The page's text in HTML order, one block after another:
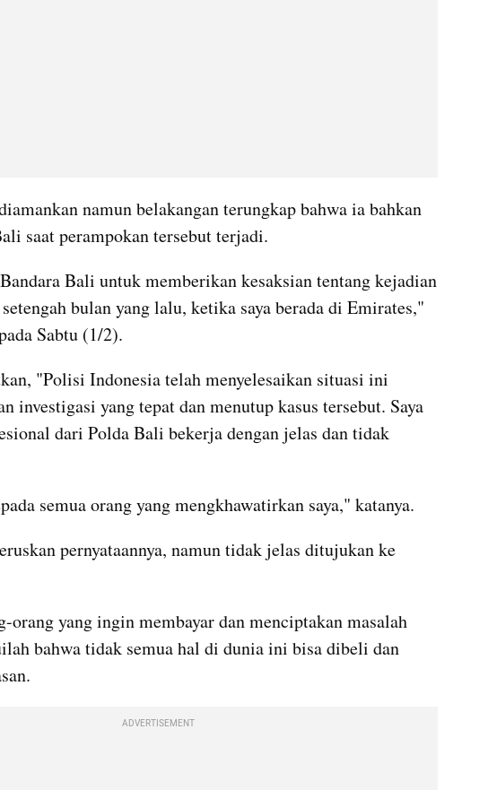
namun belakangan terungkap bahwa ia bahkan
saat perampokan tersebut terjadi.
Bali untuk memberikan kesaksian tentang kejadian
bulan yang lalu, ketika saya berada di Emirates,"
Sabtu (1/2).
"Polisi Indonesia telah menyelesaikan situasi ini
investigasi yang tepat dan menutup kasus tersebut. Saya
dari Polda Bali bekerja dengan jelas dan tidak
semua orang yang mengkhawatirkan saya," katanya.
pernyataannya, namun tidak jelas ditujukan ke
orang yang ingin membayar dan menciptakan masalah
bahwa tidak semua hal di dunia ini bisa dibeli dan
ADVERTISEMENT